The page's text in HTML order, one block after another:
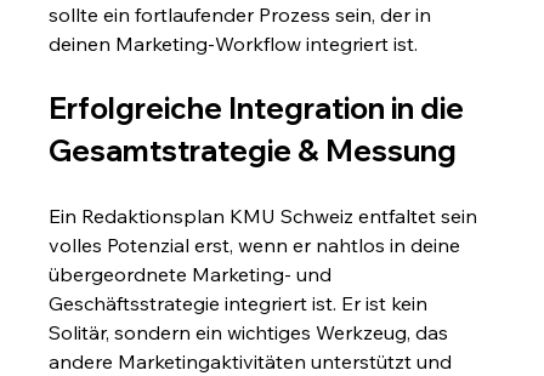
sollte ein fortlaufender Prozess sein, der in
deinen Marketing-Workflow integriert ist.
Erfolgreiche Integration in die
Gesamtstrategie & Messung
Ein Redaktionsplan KMU Schweiz entfaltet sein
volles Potenzial erst, wenn er nahtlos in deine
übergeordnete Marketing- und
Geschäftsstrategie integriert ist. Er ist kein
Solitär, sondern ein wichtiges Werkzeug, das
andere Marketingaktivitäten unterstützt und